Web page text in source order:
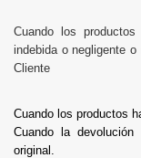
Cuando los
indebida o negligente
Cliente
Cuando los productos
Cuando la
original.